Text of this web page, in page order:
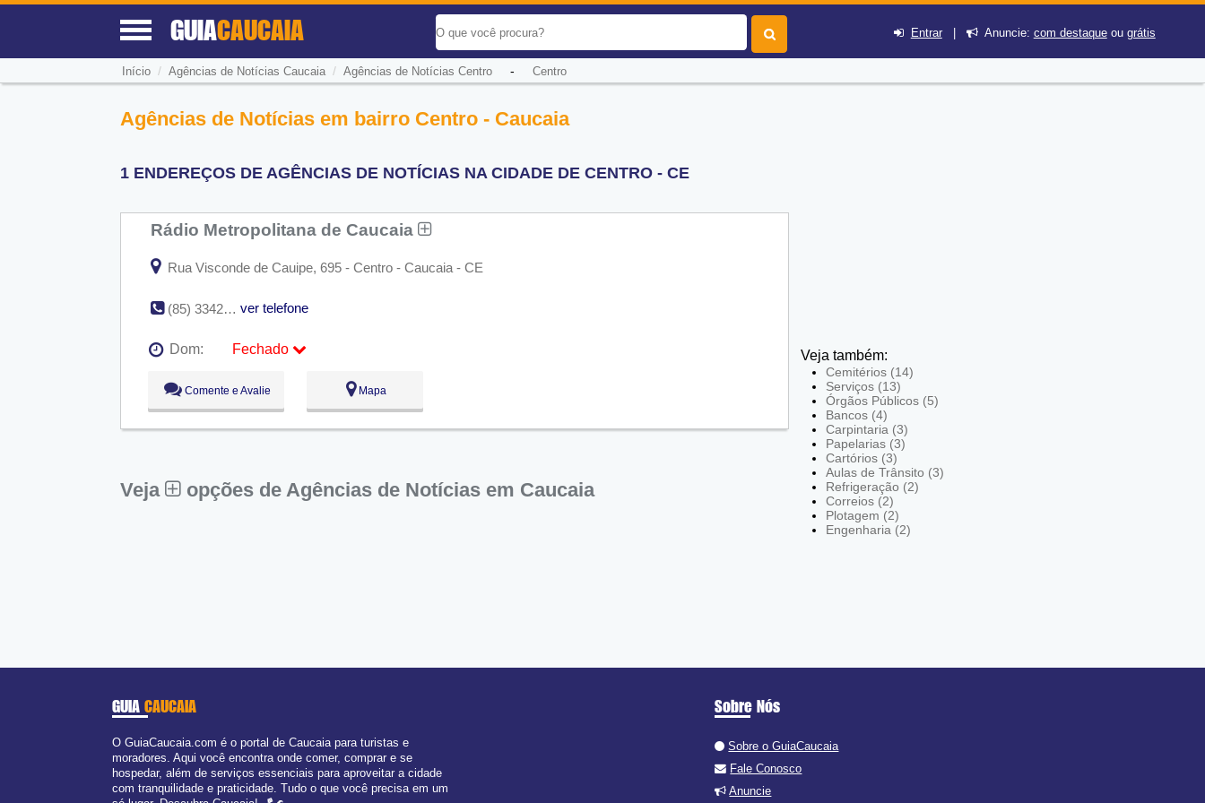
GUIACAUCAIA Entrar| Anuncie: com destaqueou grátis
Início / Agências de Notícias Caucaia/ Agências de Notícias Centro- Centro
Agências de Notícias em bairro Centro - Caucaia
1 ENDEREÇOS DE AGÊNCIAS DE NOTÍCIAS NA CIDADE DE CENTRO - CE
Rádio Metropolitana de Caucaia
Rua Visconde de Cauipe, 695 - Centro - Caucaia - CE
(85) 3342-1280 ver telefone
Dom:
Fechado
Seg:
Ter:
09:00 - 18:00
Qua:
09:00 - 18:00
Qui:
09:00 - 18:00
Comente e Avalie Mapa
Veja opções de Agências de Notícias em Caucaia
Veja também:
Cemitérios (14)
Serviços (13)
Órgãos Públicos (5)
Bancos (4)
Carpintaria (3)
Papelarias (3)
Cartórios (3)
Aulas de Trânsito (3)
Refrigeração (2)
Correios (2)
Plotagem (2)
Engenharia (2)
GUIACAUCAIA
O GuiaCaucaia.com é o portal de Caucaia para turistas e
moradores. Aqui você encontra onde comer, comprar e se
hospedar, além de serviços essenciais para aproveitar a cidade
com tranquilidade e praticidade. Tudo o que você precisa em um
Sobre Nós
Sobre o GuiaCaucaia
Fale Conosco
Anuncie